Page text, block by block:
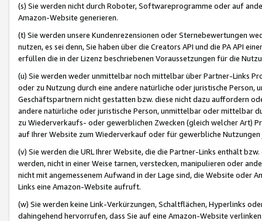
(s) Sie werden nicht durch Roboter, Softwareprogramme oder auf
Amazon-Website generieren.
(t) Sie werden unsere Kundenrezensionen oder Sternebewertungen
nutzen, es sei denn, Sie haben über die Creators API und die PA API
erfüllen die in der Lizenz beschriebenen Voraussetzungen für die
(u) Sie werden weder unmittelbar noch mittelbar über Partner-Links
oder zu Nutzung durch eine andere natürliche oder juristische
Geschäftspartnern nicht gestatten bzw. diese nicht dazu auffordern
andere natürliche oder juristische Person, unmittelbar oder mittelbar
zu Wiederverkaufs- oder gewerblichen Zwecken (gleich welcher Art)
auf Ihrer Website zum Wiederverkauf oder für gewerbliche
(v) Sie werden die URL Ihrer Website, die die Partner-Links enthält
werden, nicht in einer Weise tarnen, verstecken, manipulieren oder
nicht mit angemessenem Aufwand in der Lage sind, die Website oder
Links eine Amazon-Website aufruft.
(w) Sie werden keine Link-Verkürzungen, Schaltflächen, Hyperlinks
dahingehend hervorrufen, dass Sie auf eine Amazon-Website